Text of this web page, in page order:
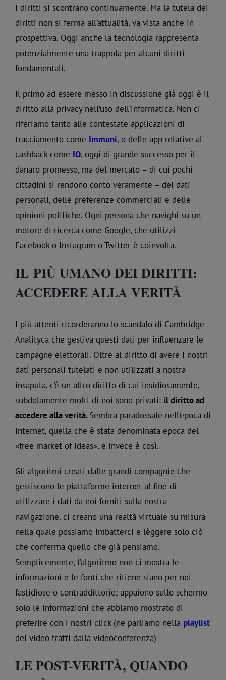
i diritti si scontrano continuamente. Ma la tutela dei
diritti non si ferma all’attualità, va vista anche in
prospettiva. Oggi anche la tecnologia rappresenta
potenzialmente una trappola per alcuni diritti
fondamentali.
Il primo ad essere messo in discussione già oggi è il
diritto alla privacy nell’uso dell’informatica. Non ci
riferiamo tanto alle contestate applicazioni di
tracciamento come Immuni, o delle app relative al
cashback come IO, oggi di grande successo per il
danaro promesso, ma del mercato – di cui pochi
cittadini si rendono conto veramente – dei dati
personali, delle preferenze commerciali e delle
opinioni politiche. Ogni persona che navighi su un
motore di ricerca come Google, che utilizzi
Facebook o Instagram o Twitter è coinvolta.
IL PIÙ UMANO DEI DIRITTI:
ACCEDERE ALLA VERITÀ
I più attenti ricorderanno lo scandalo di Cambridge
Analityca che gestiva questi dati per influenzare le
campagne elettorali. Oltre al diritto di avere i nostri
dati personali tutelati e non utilizzati a nostra
insaputa, c’è un altro diritto di cui insidiosamente,
subdolamente molti di noi sono privati: il diritto ad
accedere alla verità.Sembra paradossale nell’epoca di
internet, quella che è stata denominata epoca del
«free market of ideas», e invece è così.
Gli algoritmi creati dalle grandi compagnie che
gestiscono le piattaforme internet al fine di
utilizzare i dati da noi forniti sulla nostra
navigazione, ci creano una realtà virtuale su misura
nella quale possiamo imbatterci e lèggere solo ciò
che conferma quello che già pensiamo.
Semplicemente, l’algoritmo non ci mostra le
informazioni e le fonti che ritiene siano per noi
fastidiose o contraddittorie; appaiono sullo schermo
solo le informazioni che abbiamo mostrato di
preferire con i nostri click (ne parliamo nella playlist
dei video tratti dalla videoconferenza)
LE POST-VERITÀ, QUANDO